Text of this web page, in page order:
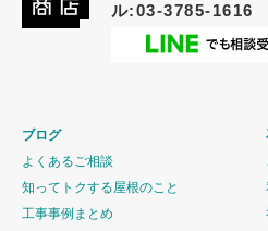
ル:03-3785-1616
ブログ
よくあるご相談
知ってトクする屋根のこと
工事事例まとめ